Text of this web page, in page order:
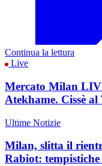
Continua la lettura
Live
Mercato Milan
Atekhame. Cissè
Ultime Notizie
Milan, slitta il
Rabiot: